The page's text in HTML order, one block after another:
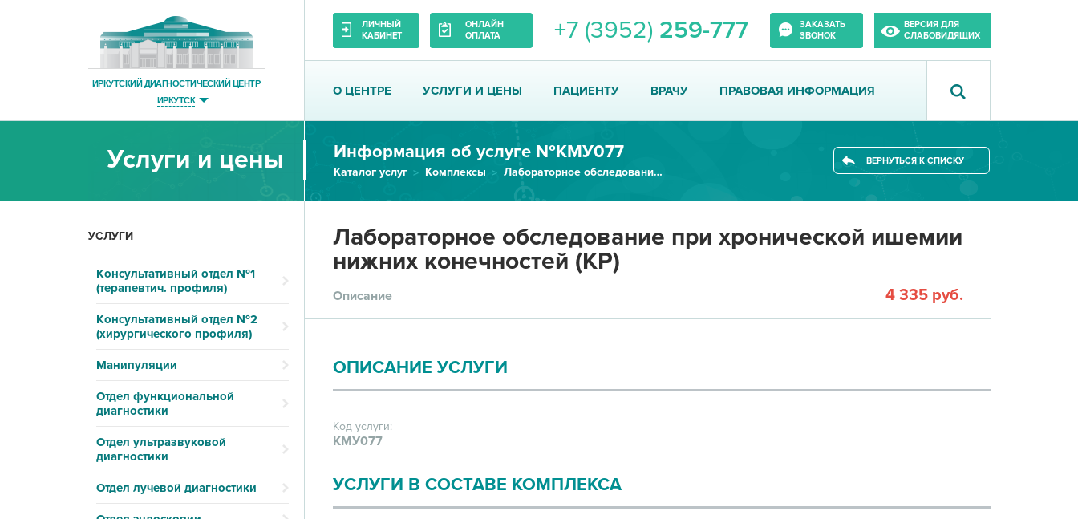
ИРКУТСКИЙ ДИАГНОСТИЧЕСКИЙ ЦЕНТР
ИРКУТСК
ЛИЧНЫЙ
КАБИНЕТ
ОНЛАЙН
ОПЛАТА
+7 (3952) 259-777
ЗАКАЗАТЬ
ЗВОНОК
ВЕРСИЯ ДЛЯ
СЛАБОВИДЯЩИХ
О ЦЕНТРЕ УСЛУГИ И ЦЕНЫ ПАЦИЕНТУ ВРАЧУ ПРАВОВАЯ ИНФОРМАЦИЯ
Услуги и цены Информация об услуге №КМУ077
Каталог услуг Комплексы Лабораторное обследование при...
ВЕРНУТЬСЯ К СПИСКУ
УСЛУГИ
Консультативный отдел №1
(терапевтич. профиля)
Консультативный отдел №2
(хирургического профиля)
Манипуляции
Отдел функциональной
диагностики
Отдел ультразвуковой
диагностики
Отдел лучевой диагностики
Лабораторное обследование при хронической ишемии
нижних конечностей (КР)
Описание 4 335 руб.
ОПИСАНИЕ УСЛУГИ
Код услуги:
КМУ077
УСЛУГИ В СОСТАВЕ КОМПЛЕКСА